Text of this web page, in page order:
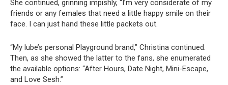
She continued, grinning impishly, “I’m very considerate of my
friends or any females that need a little happy smile on their
face. I can just hand these little packets out.
“My lube’s personal Playground brand,” Christina continued.
Then, as she showed the latter to the fans, she enumerated
the available options: “After Hours, Date Night, Mini-Escape,
and Love Sesh.”